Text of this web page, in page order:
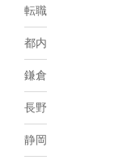
転職
都内
鎌倉
長野
静岡